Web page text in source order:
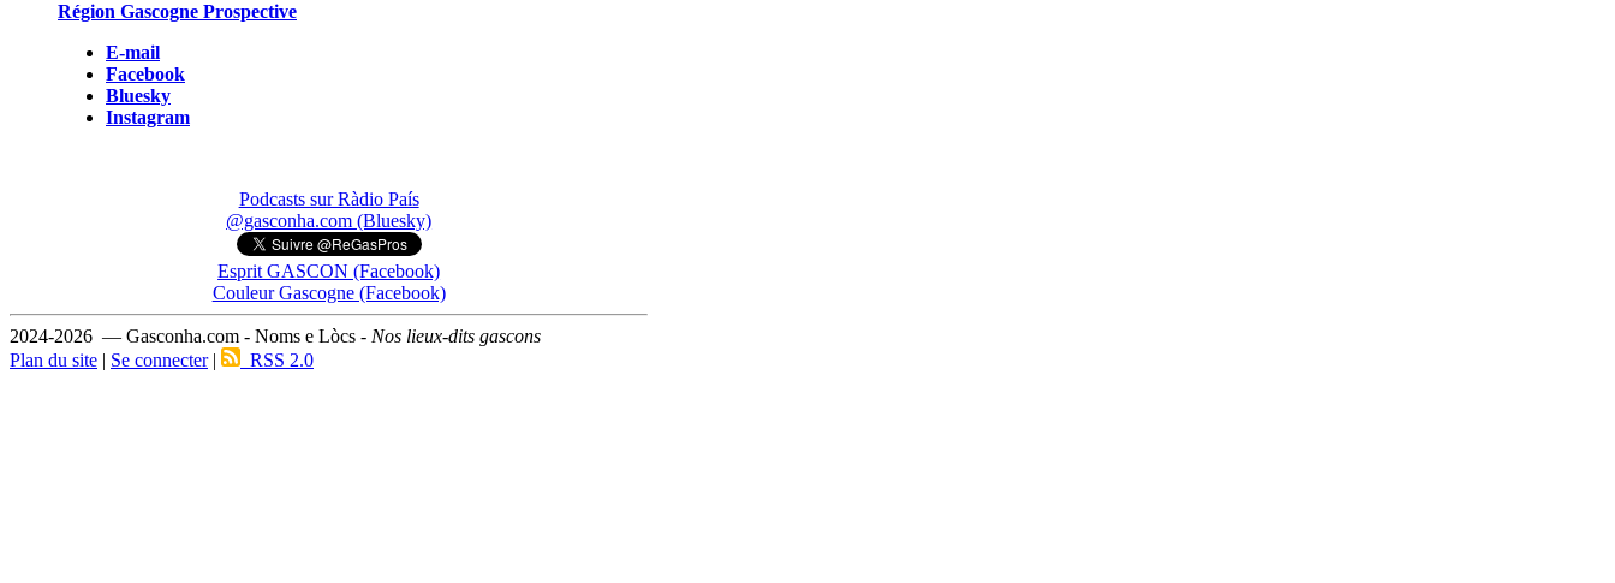
Région Gascogne Prospective
E-mail
Facebook
Bluesky
Instagram
Podcasts sur Ràdio País
@gasconha.com (Bluesky)
Esprit GASCON (Facebook)
Couleur Gascogne (Facebook)
2024-2026 — Gasconha.com - Noms e Lòcs - Nos lieux-dits gascons
Plan du site | Se connecter| RSS 2.0